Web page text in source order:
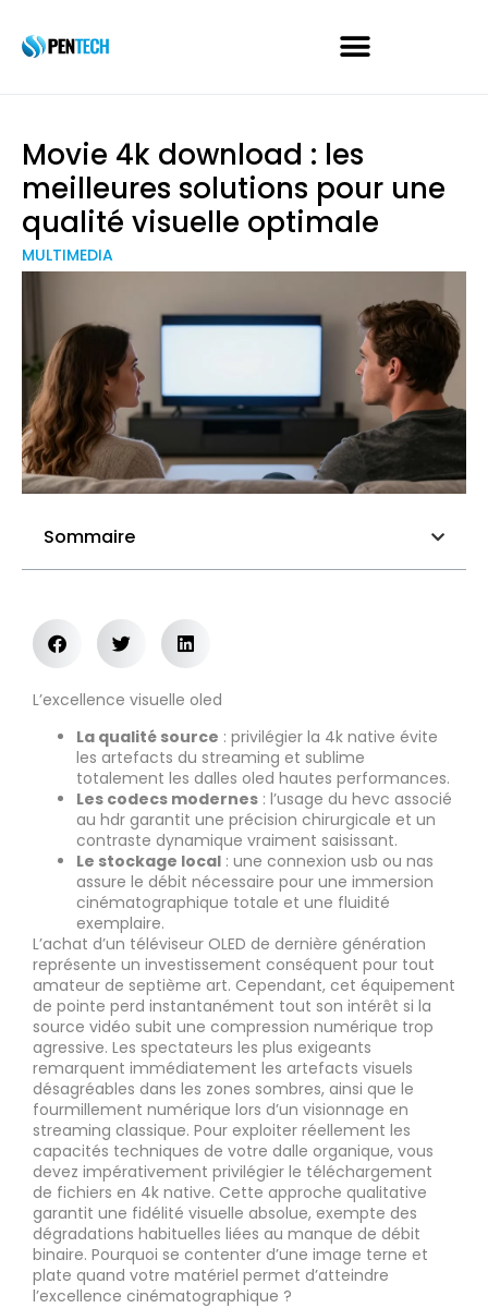
Movie 4k download : les
meilleures solutions pour une
qualité visuelle optimale
MULTIMEDIA
Sommaire
L’excellence visuelle oled
La qualité source : privilégier la 4k native évite
les artefacts du streaming et sublime
totalement les dalles oled hautes performances.
Les codecs modernes : l’usage du hevc associé
au hdr garantit une précision chirurgicale et un
contraste dynamique vraiment saisissant.
Le stockage local : une connexion usb ou nas
assure le débit nécessaire pour une immersion
cinématographique totale et une fluidité
exemplaire.
L’achat d’un téléviseur OLED de dernière génération
représente un investissement conséquent pour tout
amateur de septième art. Cependant, cet équipement
de pointe perd instantanément tout son intérêt si la
source vidéo subit une compression numérique trop
agressive. Les spectateurs les plus exigeants
remarquent immédiatement les artefacts visuels
désagréables dans les zones sombres, ainsi que le
fourmillement numérique lors d’un visionnage en
streaming classique. Pour exploiter réellement les
capacités techniques de votre dalle organique, vous
devez impérativement privilégier le téléchargement
de fichiers en 4k native. Cette approche qualitative
garantit une fidélité visuelle absolue, exempte des
dégradations habituelles liées au manque de débit
binaire. Pourquoi se contenter d’une image terne et
plate quand votre matériel permet d’atteindre
l’excellence cinématographique ?